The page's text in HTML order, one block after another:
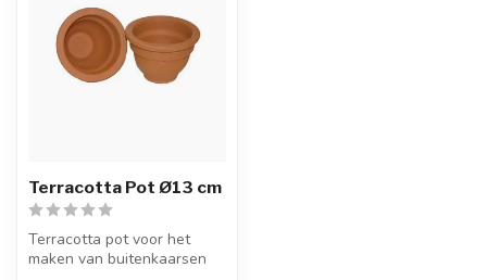
Terracotta Pot Ø13 cm
Terracotta pot voor het
maken van buitenkaarsen